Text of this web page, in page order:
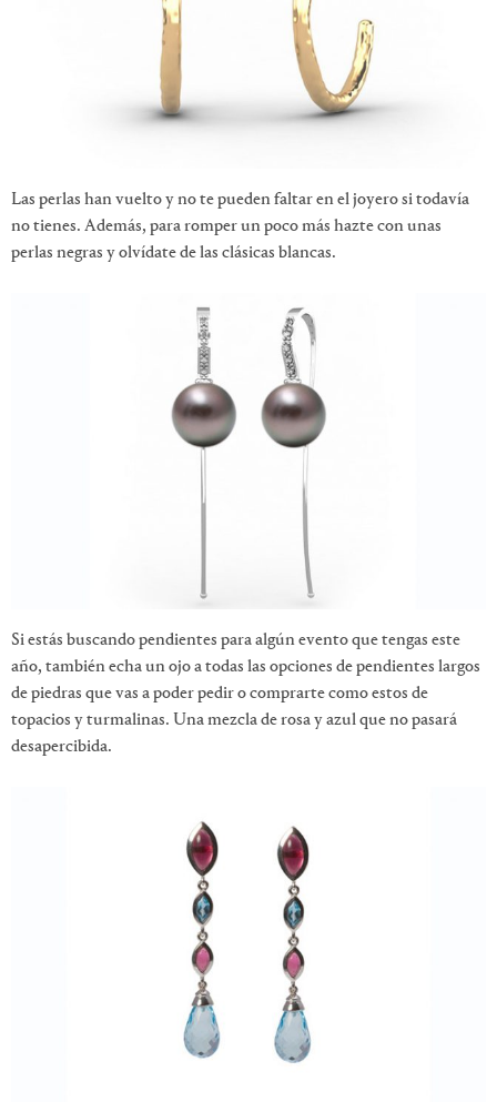
Las perlas han vuelto y no te pueden faltar en el joyero si todavía
no tienes. Además, para romper un poco más hazte con unas
perlas negras y olvídate de las clásicas blancas.
Si estás buscando pendientes para algún evento que tengas este
año, también echa un ojo a todas las opciones de pendientes largos
de piedras que vas a poder pedir o comprarte como estos de
topacios y turmalinas. Una mezcla de rosa y azul que no pasará
desapercibida.